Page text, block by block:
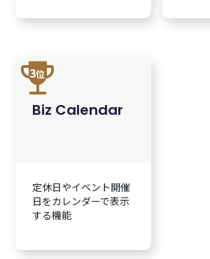
trophy
3位
Biz Calendar
定休日やイベント開催
日をカレンダーで表示
する機能